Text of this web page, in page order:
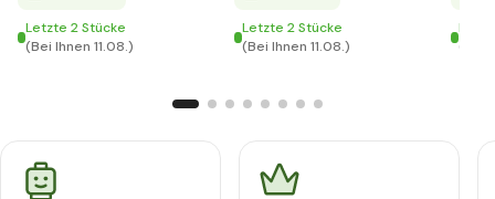
Letzte 2 Stücke
(Bei Ihnen 11.08.)
Letzte 2 Stücke
(Bei Ihnen 11.08.)
(Bei